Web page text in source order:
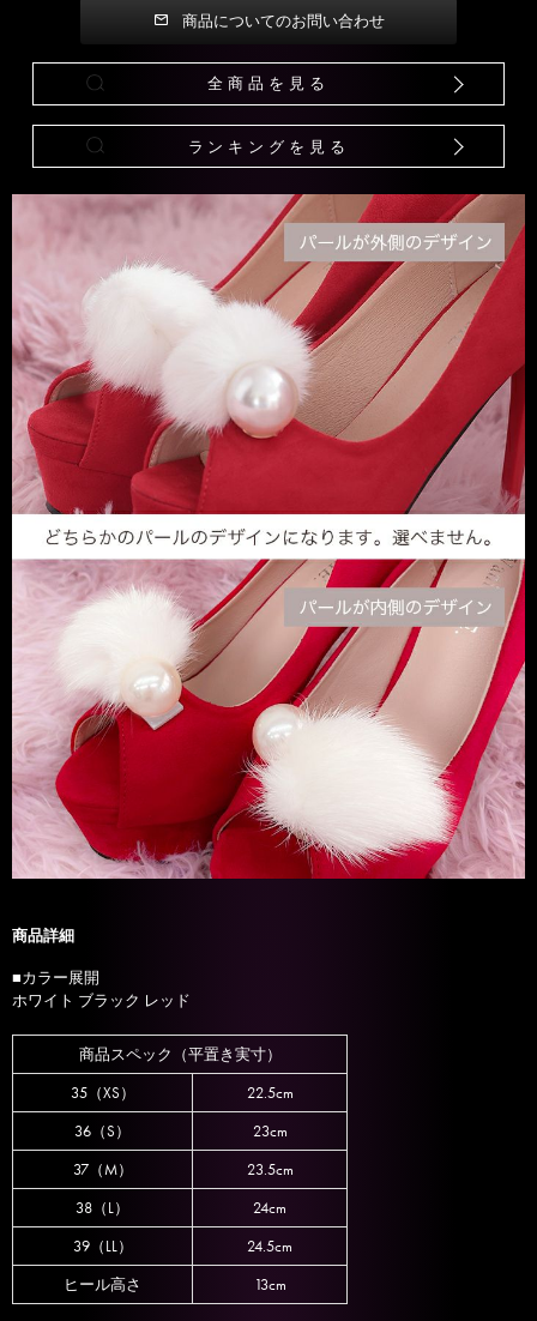
商品についてのお問い合わせ
全商品を見る
ランキングを見る
商品詳細
■カラー展開
ホワイト ブラック レッド
商品スペック（平置き実寸）
35（XS）
22.5cm
36（S）
23cm
37（M）
23.5cm
38（L）
24cm
39（LL）
24.5cm
ヒール高さ
13cm